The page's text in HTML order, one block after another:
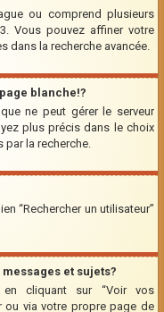
ou comprend plusieurs
Vous pouvez affiner votre
dans la recherche avancée.
blanche!?
ne peut gérer le serveur
plus précis dans le choix
la recherche.
“Rechercher un utilisateur”
et sujets?
en cliquant sur “Voir vos
ou via votre propre page de